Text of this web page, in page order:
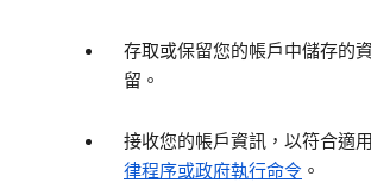
存取或保留您的帳戶中儲存的
留。
接收您的帳戶資訊，以符合適
律程序或政府執行命令 。